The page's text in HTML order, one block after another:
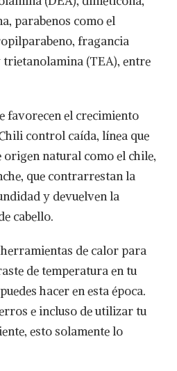
parabenos como el
fragancia
(TEA), entre
favorecen el crecimiento
control caída, línea que
origen natural como el chile,
que contrarrestan la
y devuelven la
cabello.
de calor para
de temperatura en tu
hacer en esta época.
e incluso de utilizar tu
esto solamente lo